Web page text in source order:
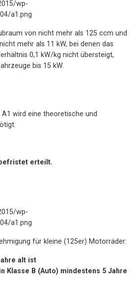
von nicht mehr als 125 ccm und
mehr als 11 kW, bei denen das
0,1 kW/kg nicht übersteigt,
bis 15 kW.
A1 wird eine theoretische und
erteilt.
für kleine (125er) Motorräder:
alt ist
Klasse B (Auto) mindestens 5 Jahre